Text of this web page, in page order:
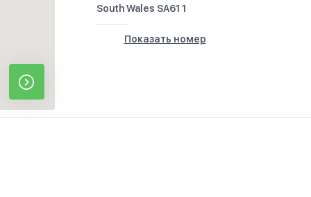
South Wales SA61 1
Показать номер